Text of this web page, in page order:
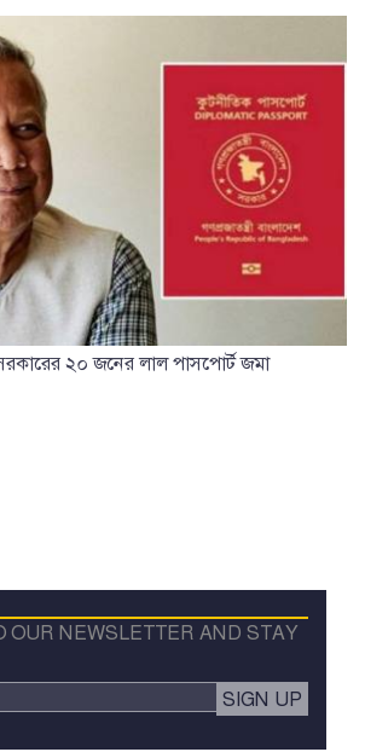
২০ জনের লাল পাসপোর্ট জমা
OUR NEWSLETTER AND STAY